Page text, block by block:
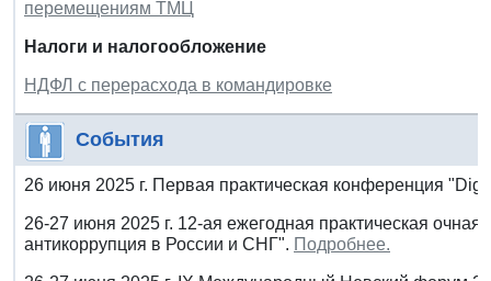
перемещениям ТМЦ
Налоги и налогообложение
НДФЛ с перерасхода в командировке
События
26 июня 2025 г. Первая практическая конференция
26-27 июня 2025 г. 12-ая ежегодная практическая
антикоррупция в России и СНГ". Подробнее.